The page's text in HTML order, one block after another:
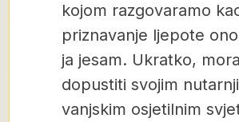
kojom razgovaramo
priznavanje ljepote
ja jesam. Ukratko,
dopustiti svojim
vanjskim osjetilnim